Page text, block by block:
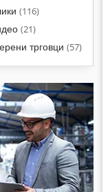
(116)
(21)
трговци (57)